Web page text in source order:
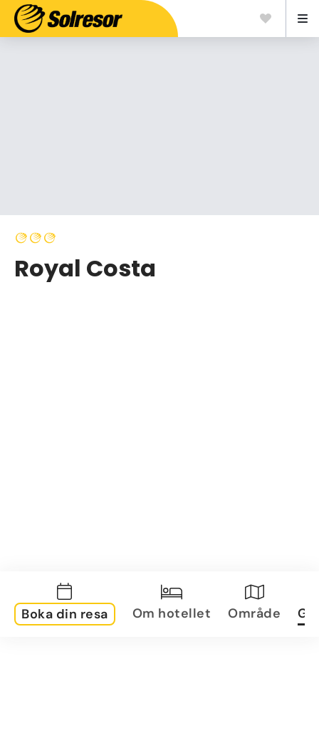
Royal Costa
Boka din resa Om hotellet Område